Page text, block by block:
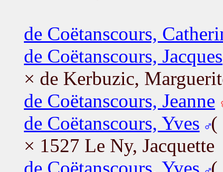
de Coëtanscours,
de Coëtanscours, Jacques
× de Kerbuzic,
de Coëtanscours, Jeanne
de Coëtanscours, Yves (
× 1527 Le Ny, Jacquette
de Coëtanscours, Yves (